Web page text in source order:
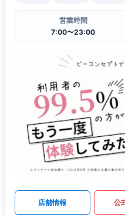
営業時間
7:00〜23:00
店舗情報 公